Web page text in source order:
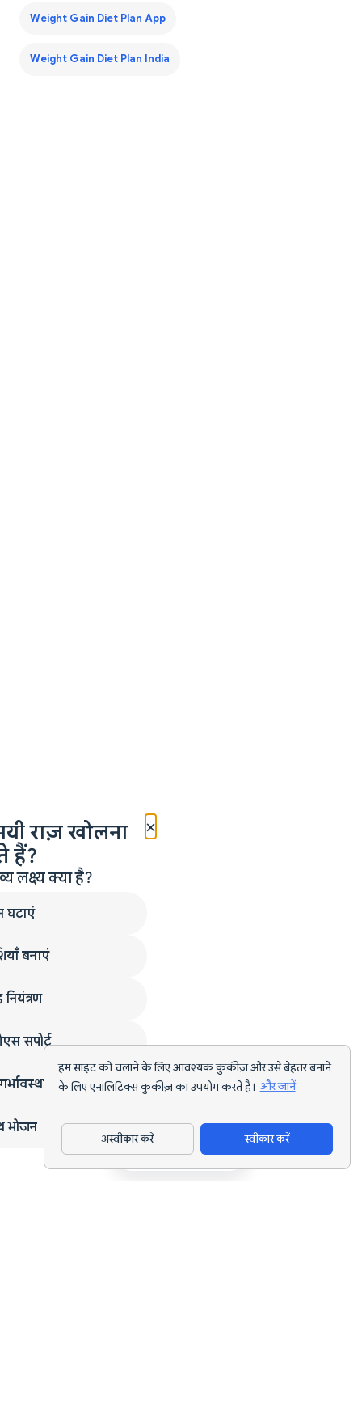
हम साइट को चलाने के लिए आवश्यक कुकीज़ और उसे बेहतर बनाने
के लिए एनालिटिक्स कुकीज़ का उपयोग करते हैं। और जानें
अस्वीकार करें स्वीकार करें
Weight Gain Diet Plan App
Weight Gain Diet Plan India
ऐप डाउनलोड करें
×
राज़ खोलना
हैं?
लक्ष्य क्या है?
घटाएं
बनाएं
सपोर्ट
भोजन